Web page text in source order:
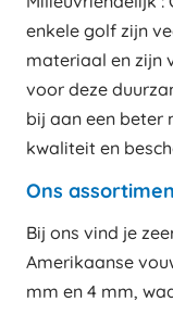
enkele golf zijn
materiaal en zijn
voor deze
bij aan een beter
kwaliteit en
Ons
Bij ons vind je
Amerikaanse
mm en 4 mm,